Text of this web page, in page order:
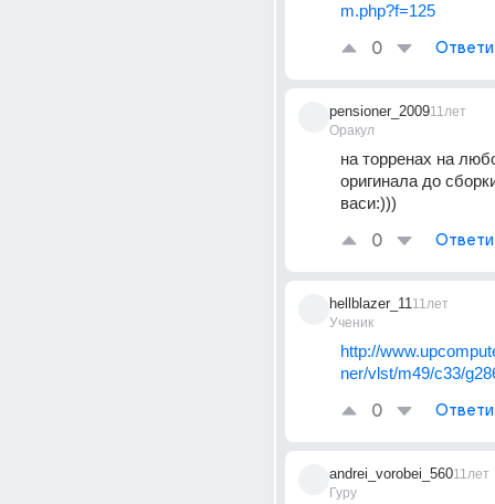
m.php?f=125
0
pensioner_2009
Оракул
11лет
на торренах на
оригинала до
васи:)))
0
hellblazer_11
Ученик
11лет
http://
ner/vlst/m49/c33/
0
andrei_vorobei_560
Гуру
11лет